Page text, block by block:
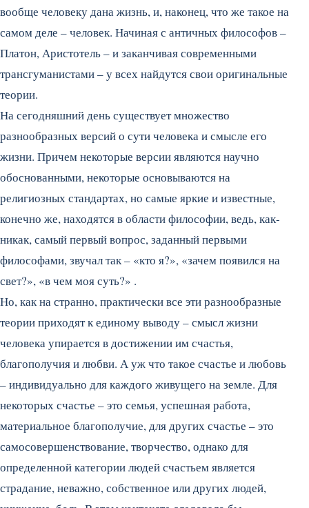
вообще человеку дана жизнь, и, наконец, что же такое на
самом деле – человек. Начиная с античных философов –
Платон, Аристотель – и заканчивая современными
трансгуманистами – у всех найдутся свои оригинальные
теории.
На сегодняшний день существует множество
разнообразных версий о сути человека и смысле его
жизни. Причем некоторые версии являются научно
обоснованными, некоторые основываются на
религиозных стандартах, но самые яркие и известные,
конечно же, находятся в области философии, ведь, как-
никак, самый первый вопрос, заданный первыми
философами, звучал так – «кто я?», «зачем появился на
свет?», «в чем моя суть?» .
Но, как на странно, практически все эти разнообразные
теории приходят к единому выводу – смысл жизни
человека упирается в достижении им счастья,
благополучия и любви. А уж что такое счастье и любовь
– индивидуально для каждого живущего на земле. Для
некоторых счастье – это семья, успешная работа,
материальное благополучие, для других счастье – это
самосовершенствование, творчество, однако для
определенной категории людей счастьем является
страдание, неважно, собственное или других людей,